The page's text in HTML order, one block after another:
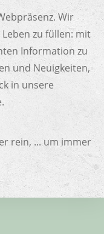
Wir
zu füllen: mit
Information zu
und Neuigkeiten,
in unsere
rein, ... um immer